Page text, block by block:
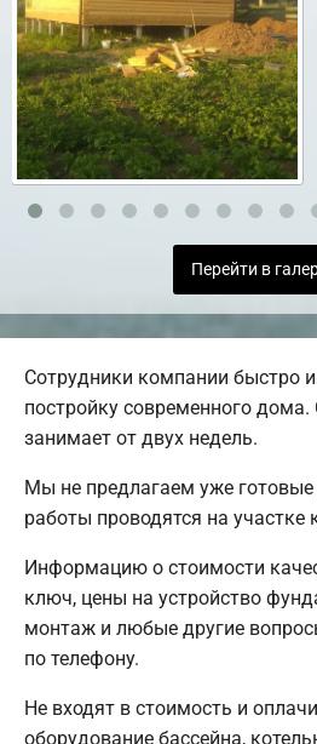
Перейти в
Сотрудники компании быстро
постройку современного
занимает от двух недель.
Мы не предлагаем уже
работы проводятся на участке
Информацию о стоимости
ключ, цены на устройство
монтаж и любые другие
по телефону.
Не входят в стоимость и
оборудование бассейна,